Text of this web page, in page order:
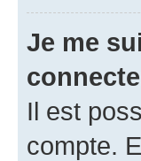
Je me
Il est
compte.